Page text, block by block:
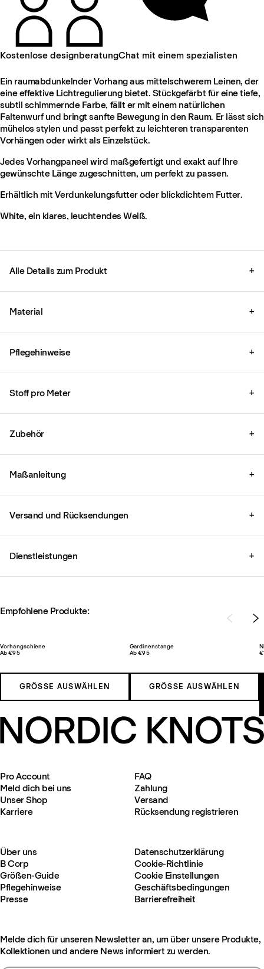
Kostenlose designberatungChat mit einem spezialisten
Ein raumabdunkelnder Vorhang aus mittelschwerem Leinen, der
eine effektive Lichtregulierung bietet. Stückgefärbt für eine tiefe,
subtil schimmernde Farbe, fällt er mit einem natürlichen
Faltenwurf und bringt sanfte Bewegung in den Raum. Er lässt sich
mühelos stylen und passt perfekt zu leichteren transparenten
Vorhängen oder wirkt als Einzelstück.
Jedes Vorhangpaneel wird maßgefertigt und exakt auf Ihre
gewünschte Länge zugeschnitten, um perfekt zu passen.
Erhältlich mit Verdunkelungsfutter oder blickdichtem Futter.
White, ein klares, leuchtendes Weiß.
Alle Details zum Produkt +
Material +
Pflegehinweise +
Stoff pro Meter +
Zubehör +
Maßanleitung +
Versand und Rücksendungen +
Dienstleistungen +
Empfohlene Produkte:
Vorhangschiene
Ab €95
GRÖSSE AUSWÄHLEN
Gardinenstange
Ab €95
GRÖSSE AUSWÄHLEN
Pro Account
Meld dich bei uns
Unser Shop
Karriere
FAQ
Zahlung
Versand
Rücksendung registrieren
Über uns
B Corp
Größen-Guide
Pflegehinweise
Presse
Datenschutzerklärung
Cookie-Richtlinie
Cookie Einstellungen
Geschäftsbedingungen
Barrierefreiheit
Melde dich für unseren Newsletter an, um über unsere Produkte,
Kollektionen und andere News informiert zu werden.